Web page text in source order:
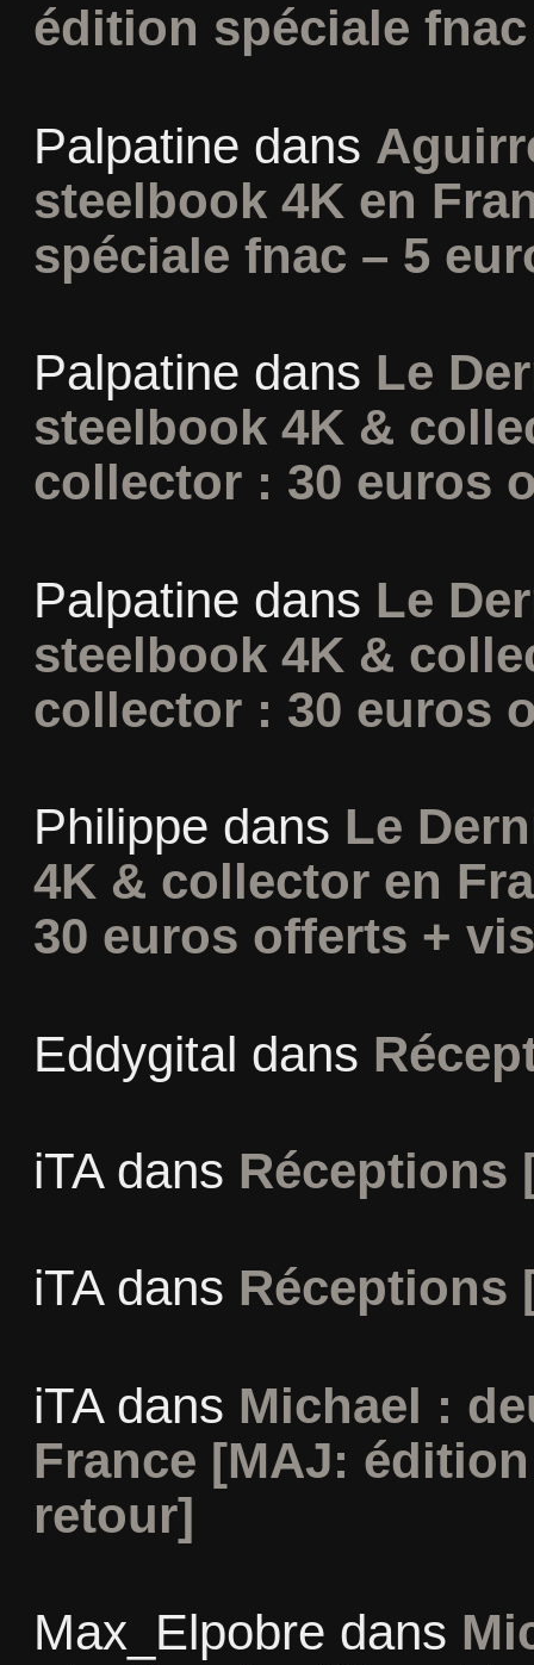
édition spéciale
Palpatine dans
steelbook 4K en
spéciale fnac – 5
Palpatine dans Le
steelbook 4K &
collector : 30 euros
Palpatine dans Le
steelbook 4K &
collector : 30 euros
Philippe dans Le
4K & collector en
30 euros offerts +
Eddygital dans
iTAdans Réceptions
iTAdans Réceptions
iTAdans Michael :
France [MAJ:
retour]
Max_Elpobre dans